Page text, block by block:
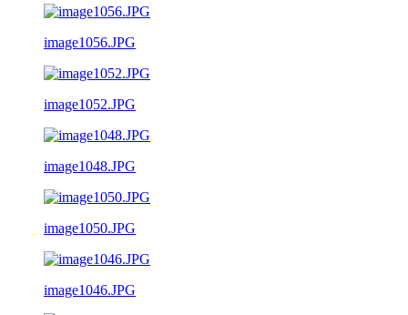
image1056.JPG
image1052.JPG
image1048.JPG
image1050.JPG
image1046.JPG